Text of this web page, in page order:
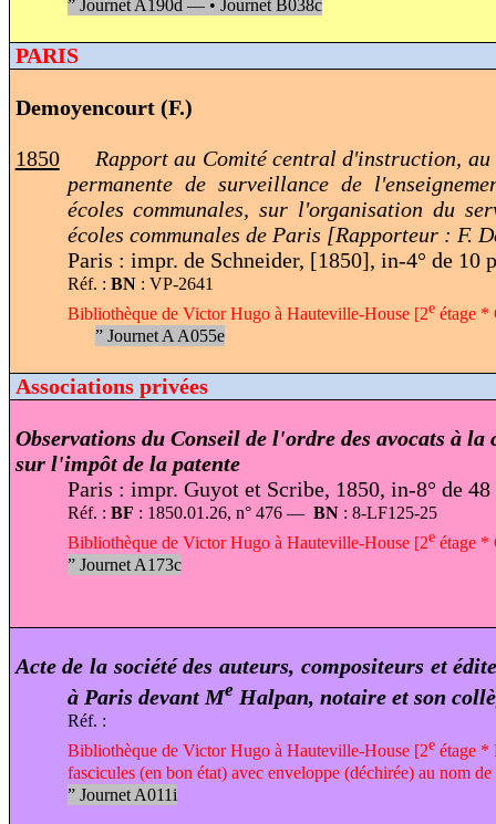
”Journet A190d — • Journet B038c
PARIS
Demoyencourt (F.)
1850
Rapport au Comité central d'instruction, au
permanente de surveillance de
écoles communales, sur l'organisation du
écoles communales de Paris [Rapporteur : F.
Paris : impr. de Schneider, [1850], in-4° de 10
Réf. : BN: VP-2641
Bibliothèque de Victor Hugo à Hauteville-House [2eétage *
”Journet A A055e
Associations privées
Observations du Conseil de l'ordre des avocats à la
sur l'impôt de la patente
Paris : impr. Guyot et Scribe, 1850, in-8° de 48
Réf. : BF : 1850.01.26, n° 476 — BN: 8-LF125-25
Bibliothèque de Victor Hugo à Hauteville-House [2eétage *
”Journet A173c
Acte de la société des auteurs, compositeurs et
à Paris devant Me Halpan, notaire et son
Réf. :
Bibliothèque de Victor Hugo à Hauteville-House [2eétage *
fascicules (en bon état) avec enveloppe (déchirée) au nom
”Journet A011i